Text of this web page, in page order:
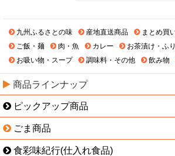
九州ふるさとの味 産地直送商品
まとめ買
ご飯・麺
肉・魚 カレー お茶漬け・ふ
お吸い物・スープ
調味料・その他 飲み物
商品ラインナップ
ピックアップ商品
ごま商品
食彩味紀行(仕入れ食品)